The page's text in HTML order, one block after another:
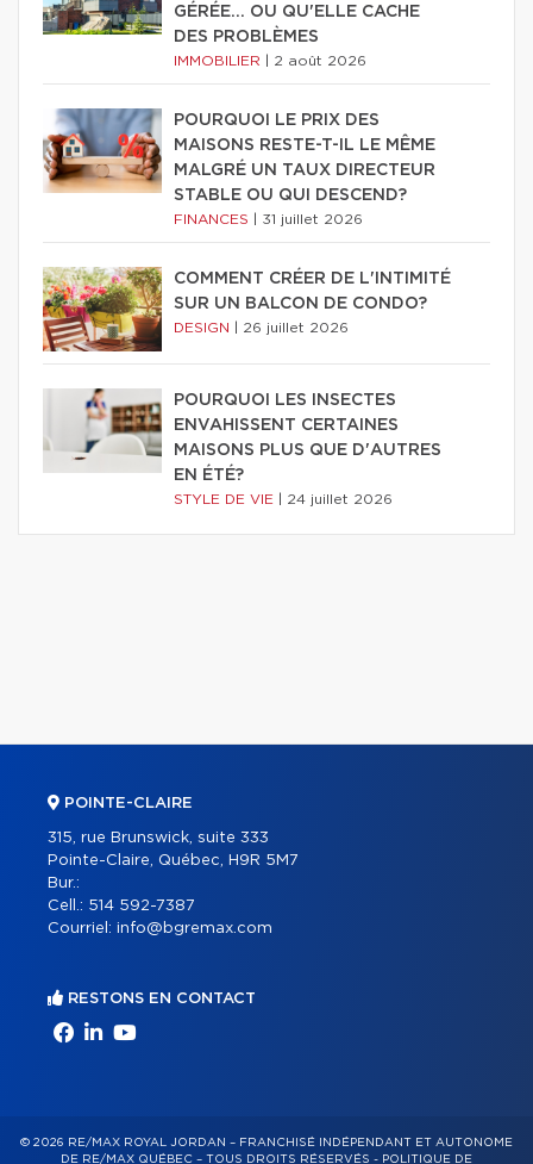
GÉRÉE… OU QU'ELLE CACHE
DES PROBLÈMES
IMMOBILIER 2 août 2026
POURQUOI LE PRIX DES
MAISONS RESTE-T-IL LE MÊME
MALGRÉ UN TAUX DIRECTEUR
STABLE OU QUI DESCEND?
FINANCES 31 juillet 2026
COMMENT CRÉER DE L'INTIMITÉ
SUR UN BALCON DE CONDO?
DESIGN 26 juillet 2026
POURQUOI LES INSECTES
ENVAHISSENT CERTAINES
MAISONS PLUS QUE D'AUTRES
EN ÉTÉ?
STYLE DE VIE 24 juillet 2026
POINTE-CLAIRE
315, rue Brunswick, suite 333
Pointe-Claire, Québec, H9R 5M7
Bur.:
Cell.: 514 592-7387
Courriel: info@bgremax.com
RESTONS EN CONTACT
© 2026 RE/MAX ROYAL JORDAN – FRANCHISÉ INDÉPENDANT ET AUTONOME
DE RE/MAX QUÉBEC – TOUS DROITS RÉSERVÉS - POLITIQUE DE